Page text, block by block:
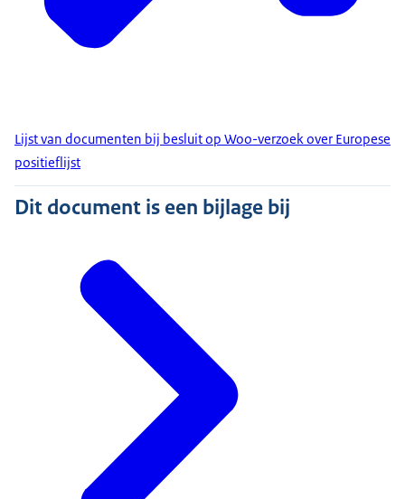
Lijst van documenten bij besluit op Woo-verzoek over Europese
positieflijst
Dit document is een bijlage bij